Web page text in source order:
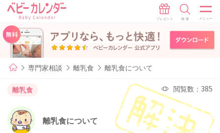
専門家相談 離乳食 離乳食について
離乳食 閲覧数：385
離乳食について